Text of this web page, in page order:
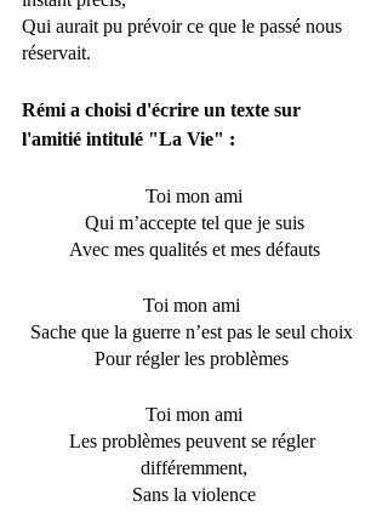
Qui aurait pu prévoir ce que le passé nous
réservait.
Rémi a choisi d'écrire un texte sur
l'amitié intitulé "La Vie" :
Toi mon ami
Qui m’accepte tel que je suis
Avec mes qualités et mes défauts
Toi mon ami
Sache que la guerre n’est pas le seul choix
Pour régler les problèmes
Toi mon ami
Les problèmes peuvent se régler
différemment,
Sans la violence